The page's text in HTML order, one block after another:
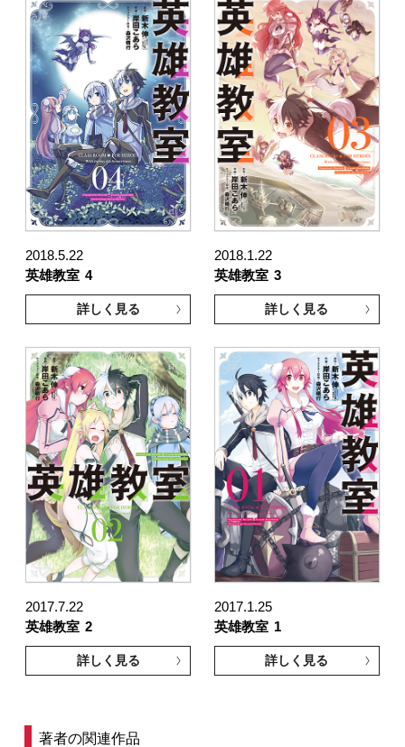
2018.5.22
英雄教室 4
詳しく見る
2018.1.22
英雄教室 3
詳しく見る
2017.7.22
英雄教室 2
詳しく見る
2017.1.25
英雄教室 1
詳しく見る
著者の関連作品